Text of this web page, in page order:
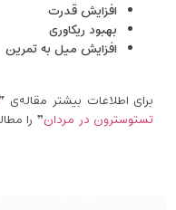
افزایش قدرت
بهبود ریکاوری
افزایش میل به تمرین
برای اطلاعات بیشتر مقاله‌ی “
تستوسترون در مردان” را